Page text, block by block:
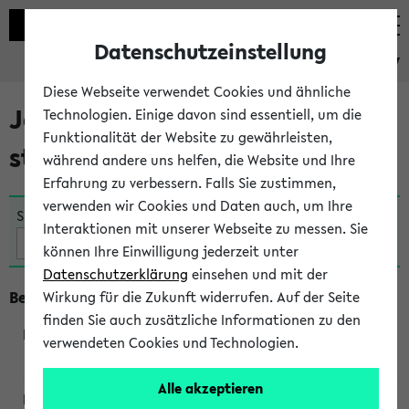
eKVV
Jetzt und in Kürze
stattfindende Veranstaltungen
Suche:
Beginn um 8 Uhr
Datenschutzeinstellung
Diese Webseite verwendet Cookies und ähnliche
Technologien. Einige davon sind essentiell, um die
Funktionalität der Website zu gewährleisten,
während andere uns helfen, die Website und Ihre
Erfahrung zu verbessern. Falls Sie zustimmen,
verwenden wir Cookies und Daten auch, um Ihre
Interaktionen mit unserer Webseite zu messen. Sie
können Ihre Einwilligung jederzeit unter
Datenschutzerklärung einsehen und mit der
Wirkung für die Zukunft widerrufen. Auf der Seite
finden Sie auch zusätzliche Informationen zu den
verwendeten Cookies und Technologien.
Alle akzeptieren